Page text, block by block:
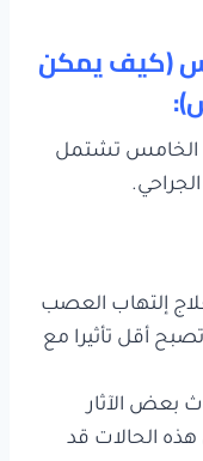
(كيف يمكن
الخامس تشتمل
إلتهاب العصب
أقل تأثيرا مع
بعض الآثار
هذه الحالات قد